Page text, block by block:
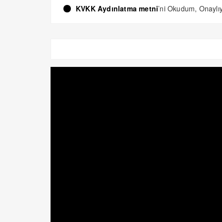
KVKK Aydınlatma metni’ni Okudum,